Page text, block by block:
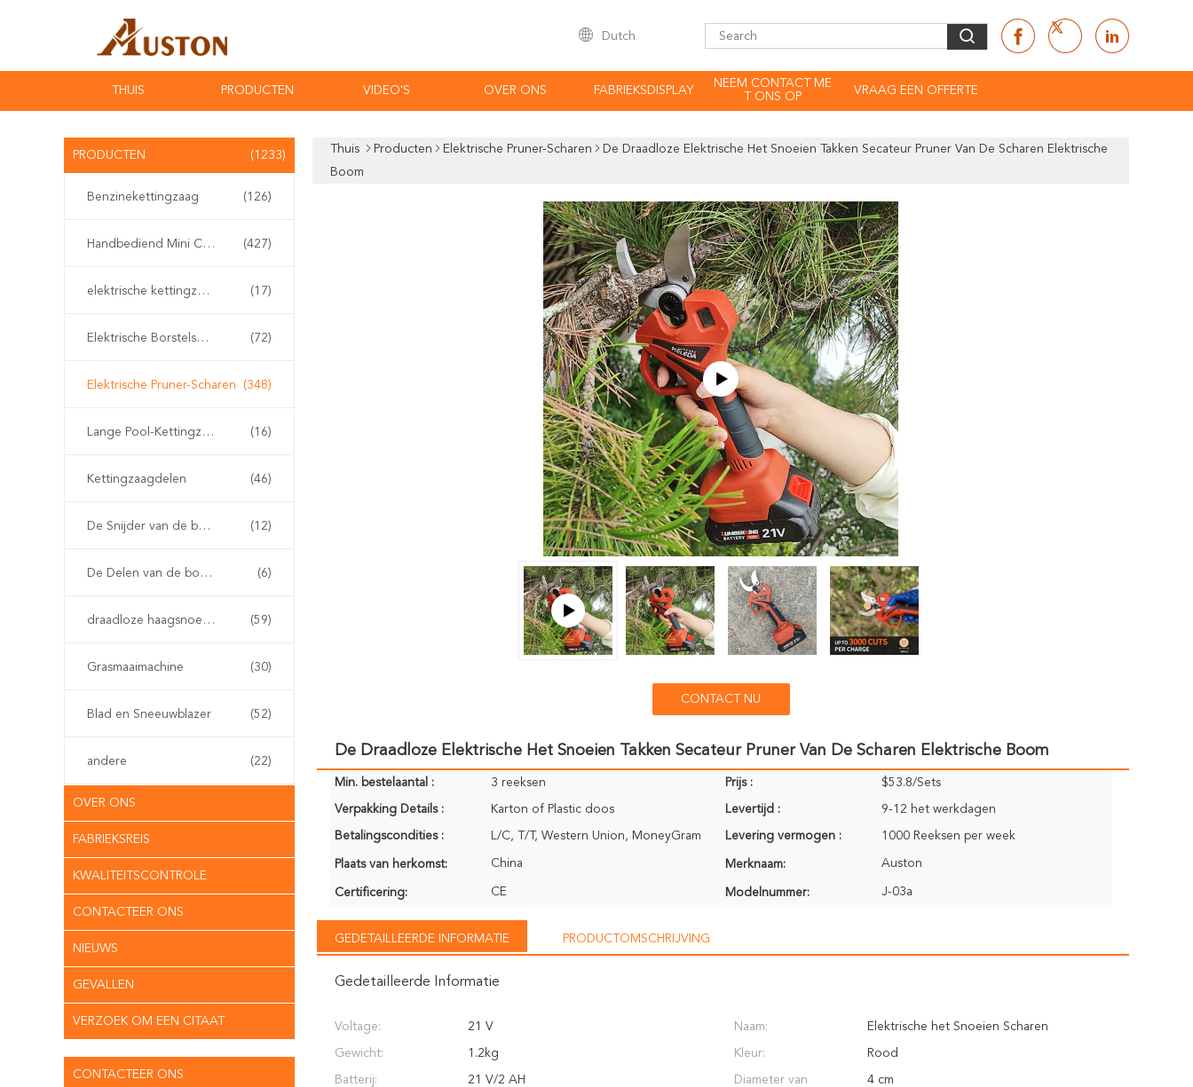
Dutch
THUIS PRODUCTEN VIDEO'S OVER ONS FABRIEKSDISPLAY
NEEM CONTACT ME
T ONS OP
VRAAG EEN OFFERTE
PRODUCTEN (1233)
Benzinekettingzaag (126)
Handbediend Mini Chainsaw (427)
elektrische kettingzaag (17)
Elektrische Borstelsnijder (72)
Elektrische Pruner-Scharen (348)
Lange Pool-Kettingzaag (16)
Kettingzaagdelen (46)
De Snijder van de benzineborstel (12)
De Delen van de borstelsnijder (6)
draadloze haagsnoeischaar (59)
Grasmaaimachine (30)
Blad en Sneeuwblazer (52)
andere (22)
OVER ONS
FABRIEKSREIS
KWALITEITSCONTROLE
CONTACTEER ONS
NIEUWS
GEVALLEN
VERZOEK OM EEN CITAAT
CONTACTEER ONS
Thuis Producten Elektrische Pruner-Scharen
De Draadloze Elektrische Het Snoeien Takken Secateur Pruner Van De Scharen Elektrische
Boom
CONTACT NU
De Draadloze Elektrische Het Snoeien Takken Secateur Pruner Van De Scharen Elektrische Boom
Min. bestelaantal : 3 reeksen Prijs : $53.8/Sets
Verpakking Details : Karton of Plastic doos Levertijd : 9-12 het werkdagen
Betalingscondities : L/C, T/T, Western Union, MoneyGram Levering vermogen : 1000 Reeksen per week
Plaats van herkomst: China Merknaam: Auston
Certificering: CE Modelnummer: J-03a
GEDETAILLEERDE INFORMATIE PRODUCTOMSCHRIJVING
Gedetailleerde Informatie
Voltage: 21 V Naam: Elektrische het Snoeien Scharen
Gewicht: 1.2kg Kleur: Rood
Batterij: 21 V/2 AH Diameter van 4 cm